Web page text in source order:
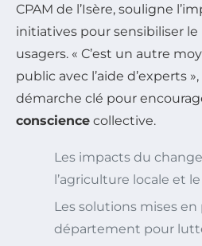
CPAM de l’Isère, souligne
initiatives pour sensibiliser
usagers. « C’est un autre
public avec l’aide d’experts
démarche clé pour
conscience collective.
Les impacts du
l’agriculture locale et
Les solutions mises en
département pour